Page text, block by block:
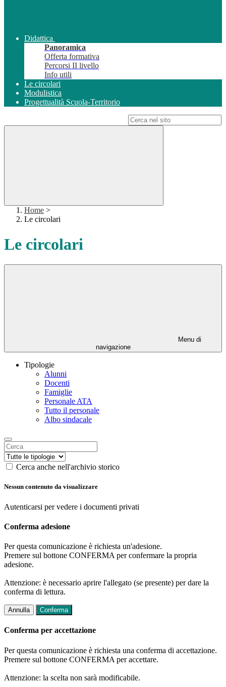
Didattica
Panoramica
Offerta formativa
Percorsi II livello
Info utili
Le circolari
Modulistica
Progettualità Scuola-Territorio
Home >
Le circolari
Le circolari
Menu di
navigazione
Tipologie
Alunni
Docenti
Famiglie
Personale ATA
Tutto il personale
Albo sindacale
Cerca anche nell'archivio storico
Nessun contenuto da visualizzare
Autenticarsi per vedere i documenti privati
Conferma adesione
Per questa comunicazione è richiesta un'adesione.
Premere sul bottone CONFERMA per confermare la propria
adesione.
Attenzione: è necessario aprire l'allegato (se presente) per dare la
conferma di lettura.
Annulla Conferma
Conferma per accettazione
Per questa comunicazione è richiesta una conferma di accettazione.
Premere sul bottone CONFERMA per accettare.
Attenzione: la scelta non sarà modificabile.